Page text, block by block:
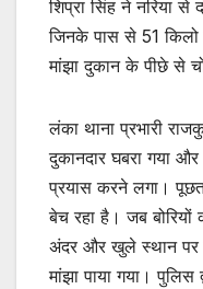
शिप्रा सिंह ने नरिया से
जिनके पास से 51 किलो
मांझा दुकान के पीछे से
लंका थाना प्रभारी
दुकानदार घबरा गया
प्रयास करने लगा।
बेच रहा है। जब
अंदर और खुले स्थान पर
मांझा पाया गया। पुलिस